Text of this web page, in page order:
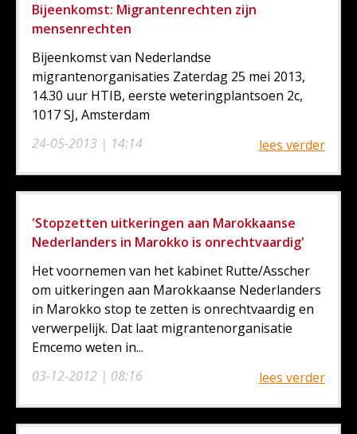
Bijeenkomst: Migrantenrechten zijn
mensenrechten
24-05-2013 | 14:14
Bijeenkomst van Nederlandse
migrantenorganisaties Zaterdag 25 mei 2013,
14.30 uur HTIB, eerste weteringplantsoen 2c,
1017 SJ, Amsterdam
lees verder
'Stopzetten uitkeringen aan Marokkaanse
Nederlanders in Marokko is onrechtvaardig'
03-12-2012 | 08:16
Het voornemen van het kabinet Rutte/Asscher
om uitkeringen aan Marokkaanse Nederlanders
in Marokko stop te zetten is onrechtvaardig en
verwerpelijk. Dat laat migrantenorganisatie
Emcemo weten in...
lees verder